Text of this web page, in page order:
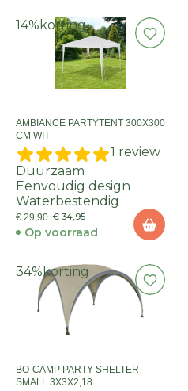
14% korting
AMBIANCE PARTYTENT 300X300
CM WIT
1 review
Duurzaam
Eenvoudig design
Waterbestendig
€ 29,90 € 34,95
Op voorraad
34%korting
BO-CAMP PARTY SHELTER
SMALL 3X3X2,18